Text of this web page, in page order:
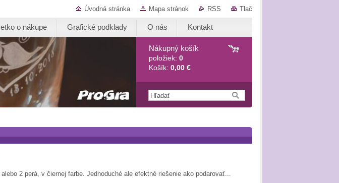
Úvodná stránka Mapa stránok RSS Tlač
o nákupe Grafické podklady O nás Kontakt
Nákupný košík
položiek: 0
Košík: 0,00 €
2 perá, v čiernej farbe. Jednoduché ale efektné riešenie ako podarovať...